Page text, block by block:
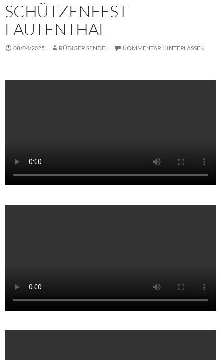
SCHÜTZENFEST
LAUTENTHAL
08/04/2025 RÜDIGER SENDEL KOMMENTAR HINTERLASSEN